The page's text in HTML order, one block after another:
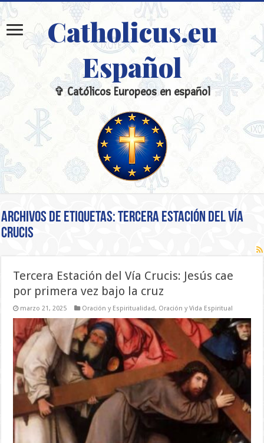
Catholicus.eu
Español
✞ Católicos Europeos en español
Archivos de etiquetas:Tercera Estación del Vía
Crucis
Tercera Estación del Vía Crucis: Jesús cae
por primera vez bajo la cruz
marzo 21, 2025 Oración y Espiritualidad, Oración y Vida Espiritual